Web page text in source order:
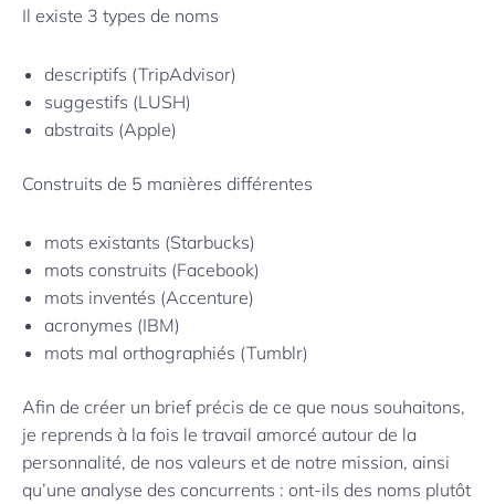
Il existe 3 types de noms
descriptifs (TripAdvisor)
suggestifs (LUSH)
abstraits (Apple)
Construits de 5 manières différentes
mots existants (Starbucks)
mots construits (Facebook)
mots inventés (Accenture)
acronymes (IBM)
mots mal orthographiés (Tumblr)
Afin de créer un brief précis de ce que nous souhaitons,
je reprends à la fois le travail amorcé autour de la
personnalité, de nos valeurs et de notre mission, ainsi
qu’une analyse des concurrents : ont-ils des noms plutôt